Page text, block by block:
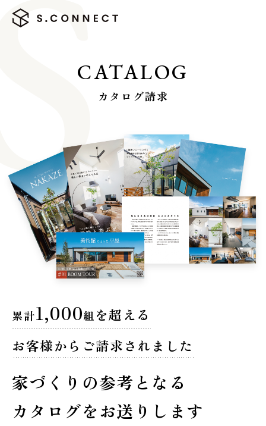
CATALOG
カタログ請求
累計1,000組 を超える
お客様からご請求されました
家づくりの参考となる
カタログをお送りします